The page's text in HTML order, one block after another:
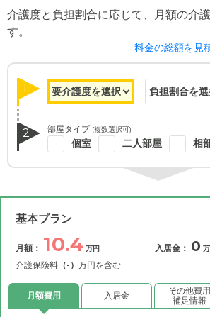
介護度と負担割合に応じて、月額の介
す。
料金の総額を見
1
2 部屋タイプ (複数選択可)
個室 二人部屋 相
基本プラン
月額： 10.4 万円
介護保険料 （-） 万円を含む
入居金： 0
月額費用 入居金
その他費用
補足情報